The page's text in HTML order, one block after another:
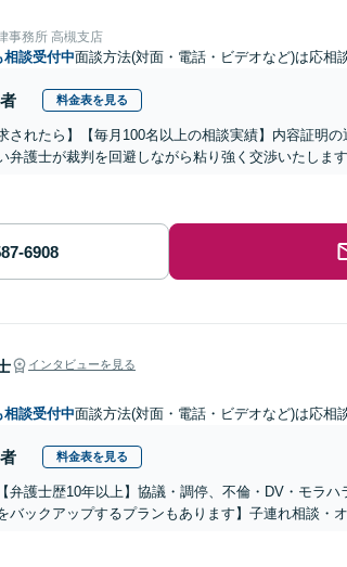
事務所 高槻支店
相談受付中面談方法(対面・電話・ビデオなど)は応相
料金表を見る
されたら】【毎月100名以上の相談実績】内容証明
弁護士が裁判を回避しながら粘り強く交渉いたしま
インタビューを見る
相談受付中面談方法(対面・電話・ビデオなど)は応相
料金表を見る
弁護士歴10年以上】協議・調停、不倫・DV・モラ
バックアップするプランもあります】子連れ相談・